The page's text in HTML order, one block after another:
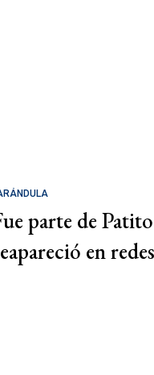
parte de
en redes